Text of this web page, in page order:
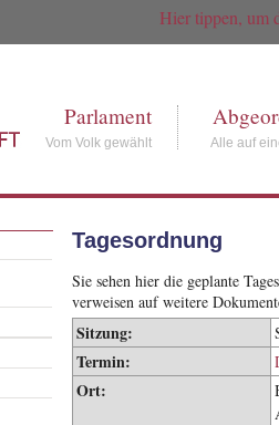
Hier tippen, um
Parlament
Vom Volk gewählt Alle auf
Tagesordnung
Sie sehen hier die geplante
verweisen auf weitere
Sitzung:
Termin:
Ort: